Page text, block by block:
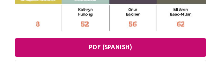
PDF (SPANISH)